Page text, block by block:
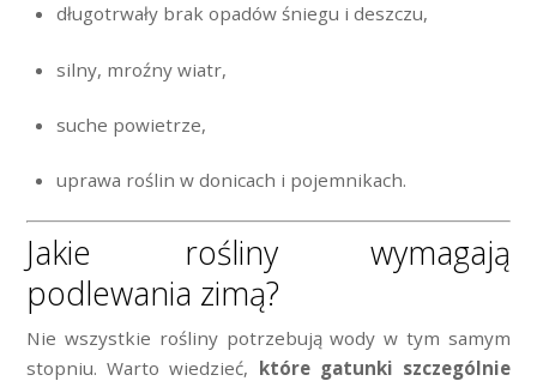
długotrwały brak opadów śniegu i deszczu,
silny, mroźny wiatr,
suche powietrze,
uprawa roślin w donicach i pojemnikach.
Jakie rośliny wymagają
podlewania zimą?
Nie wszystkie rośliny potrzebują wody w tym samym
stopniu. Warto wiedzieć, które gatunki szczególnie